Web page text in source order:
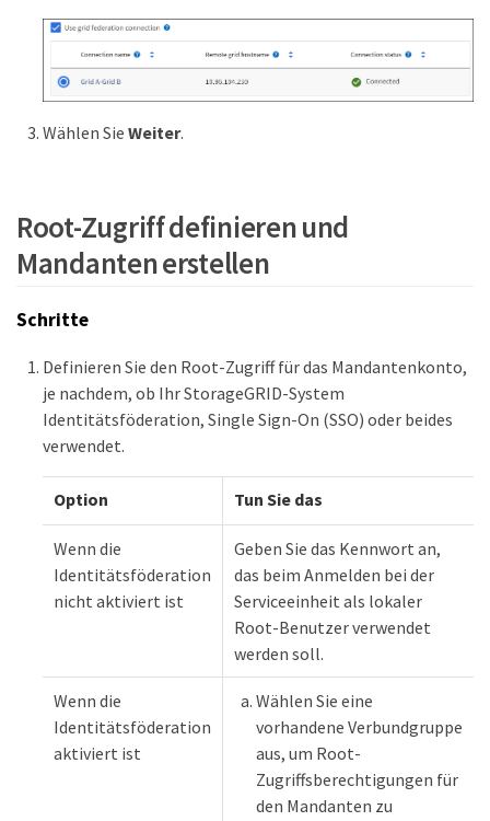
Wählen Sie Weiter.
Root-Zugriff definieren und
Mandanten erstellen
Schritte
Definieren Sie den Root-Zugriff für das Mandantenkonto,
je nachdem, ob Ihr StorageGRID-System
Identitätsföderation, Single Sign-On (SSO) oder beides
verwendet.
Option Tun Sie das
Wenn die
Identitätsföderation
nicht aktiviert ist
Geben Sie das Kennwort an,
das beim Anmelden bei der
Serviceeinheit als lokaler
Root-Benutzer verwendet
werden soll.
Wenn die
Identitätsföderation
aktiviert ist
Wählen Sie eine
vorhandene Verbundgruppe
aus, um Root-
Zugriffsberechtigungen für
den Mandanten zu